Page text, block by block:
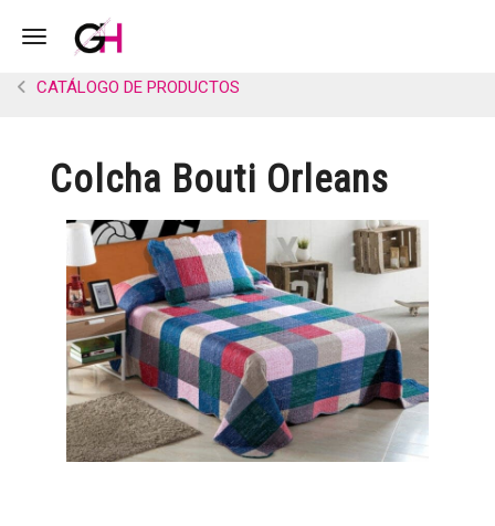
Toggle navigation
CATÁLOGO DE PRODUCTOS
Colcha Bouti Orleans